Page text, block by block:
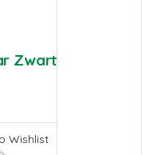
Zwart
Wishlist